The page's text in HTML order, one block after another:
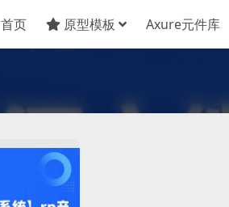
首页 原型模板 Axure元件库